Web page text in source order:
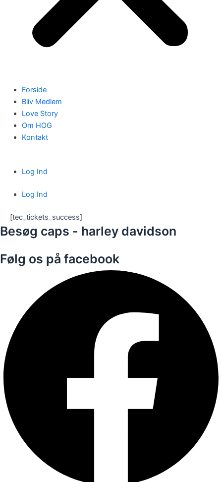
Forside
Bliv Medlem
Love Story
Om HOG
Kontakt
Log Ind
Log Ind
[tec_tickets_success]
Besøg caps - harley davidson
Følg os på facebook